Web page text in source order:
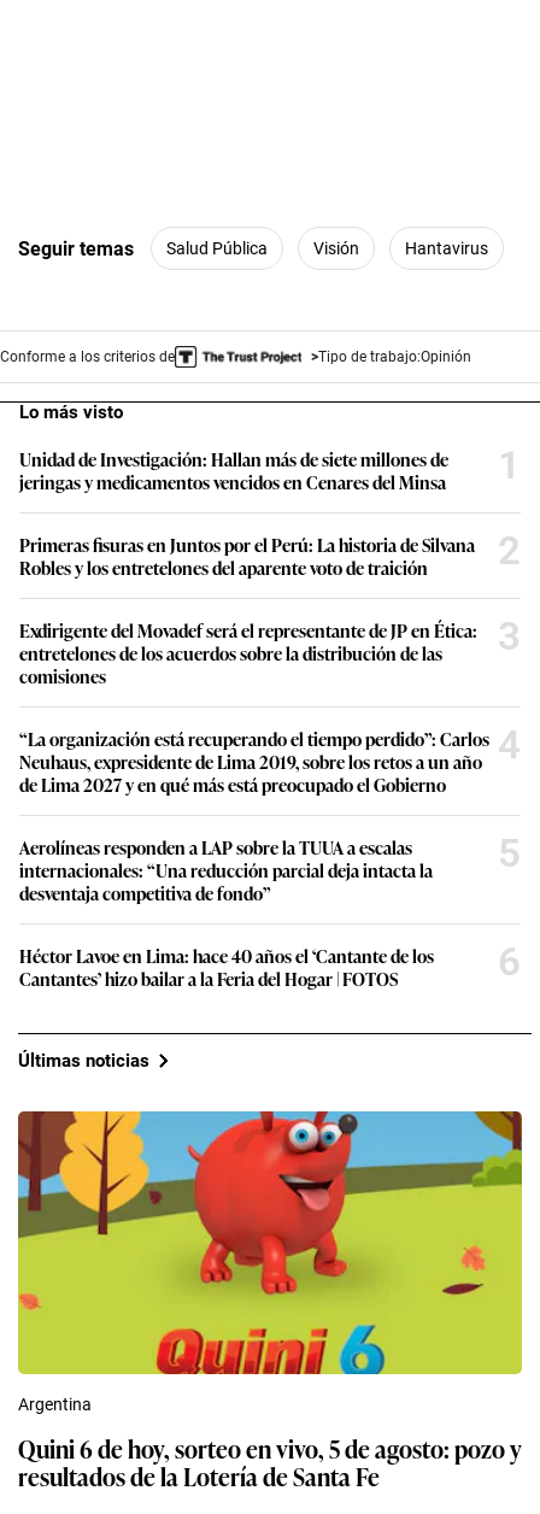
Seguir temas Salud Pública Visión Hantavirus
Conforme a los criterios de Tipo de trabajo:Opinión
Lo más visto
Unidad de Investigación: Hallan más de siete millones de
jeringas y medicamentos vencidos en Cenares del Minsa
1
Primeras fisuras en Juntos por el Perú: La historia de Silvana
Robles y los entretelones del aparente voto de traición
2
Exdirigente del Movadef será el representante de JP en Ética:
entretelones de los acuerdos sobre la distribución de las
comisiones
3
“La organización está recuperando el tiempo perdido”: Carlos
Neuhaus, expresidente de Lima 2019, sobre los retos a un año
de Lima 2027 y en qué más está preocupado el Gobierno
4
Aerolíneas responden a LAP sobre la TUUA a escalas
internacionales: “Una reducción parcial deja intacta la
desventaja competitiva de fondo”
5
Héctor Lavoe en Lima: hace 40 años el ‘Cantante de los
Cantantes’ hizo bailar a la Feria del Hogar | FOTOS
6
Últimas noticias
Argentina
Quini 6 de hoy, sorteo en vivo, 5 de agosto: pozo y
resultados de la Lotería de Santa Fe